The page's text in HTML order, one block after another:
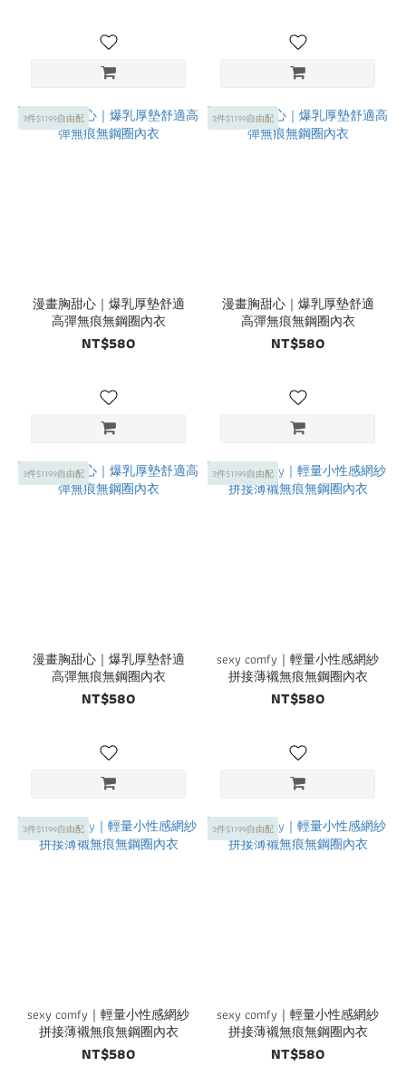
3件$1199自由配
漫畫胸甜心｜爆乳厚墊舒適
高彈無痕無鋼圈內衣
NT$580
3件$1199自由配
漫畫胸甜心｜爆乳厚墊舒適
高彈無痕無鋼圈內衣
NT$580
3件$1199自由配
漫畫胸甜心｜爆乳厚墊舒適
高彈無痕無鋼圈內衣
NT$580
3件$1199自由配
sexy comfy｜輕量小性感網紗
拼接薄襯無痕無鋼圈內衣
NT$580
3件$1199自由配
sexy comfy｜輕量小性感網紗
拼接薄襯無痕無鋼圈內衣
NT$580
3件$1199自由配
sexy comfy｜輕量小性感網紗
拼接薄襯無痕無鋼圈內衣
NT$580